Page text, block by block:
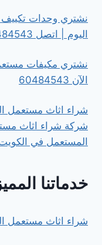
نشتري وحدات تكييف
اليوم | اتصل 60484543
نشتري مكيفات
الآن 60484543
شركة شراء اثاث
المستعمل في
خدماتنا
شراء اثاث مستعمل